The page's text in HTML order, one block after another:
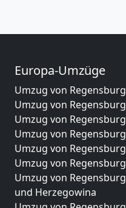
Europa-Umzüge
Umzug von
Umzug von
Umzug von
Umzug von
Umzug von
Umzug von
Umzug von
und Herzegowina